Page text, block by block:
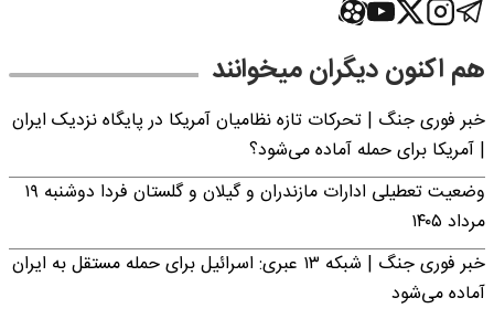
هم اکنون دیگران میخوانند
خبر فوری جنگ | تحرکات تازه نظامیان آمریکا در پایگاه نزدیک ایران
| آمریکا برای حمله آماده می‌شود؟
وضعیت تعطیلی ادارات مازندران و گیلان و گلستان فردا دوشنبه ۱۹
مرداد ۱۴۰۵
خبر فوری جنگ | شبکه ۱۳ عبری: اسرائیل برای حمله مستقل به ایران
آماده می‌شود